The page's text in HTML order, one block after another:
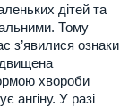
дітей та
Тому
з’явилися ознаки
хвороби
ангіну. У разі